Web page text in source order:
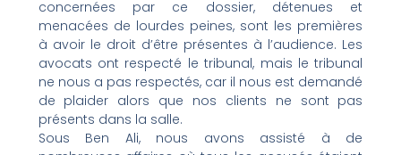
concernées par ce dossier, détenues et
menacées de lourdes peines, sont les premières
à avoir le droit d’être présentes à l’audience. Les
avocats ont respecté le tribunal, mais le tribunal
ne nous a pas respectés, car il nous est demandé
de plaider alors que nos clients ne sont pas
présents dans la salle.
Sous Ben Ali, nous avons assisté à de